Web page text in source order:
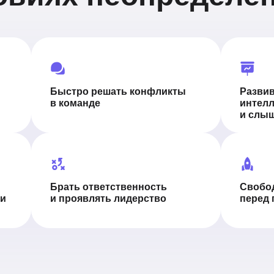
и
Быстро решать конфликты
в команде
и
Брать ответственность
и проявлять лидерство
перед